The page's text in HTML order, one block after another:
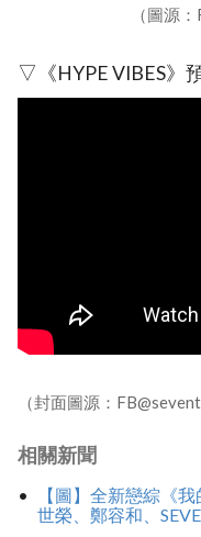
（圖源
▽《HYPE VIBES》
（封面圖源：
相關新聞
【圖】全新戀綜《
世榮、鄭容和、